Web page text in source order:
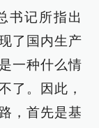
书记所指出
了国内生产
一种什么情
了。因此，
，首先是基